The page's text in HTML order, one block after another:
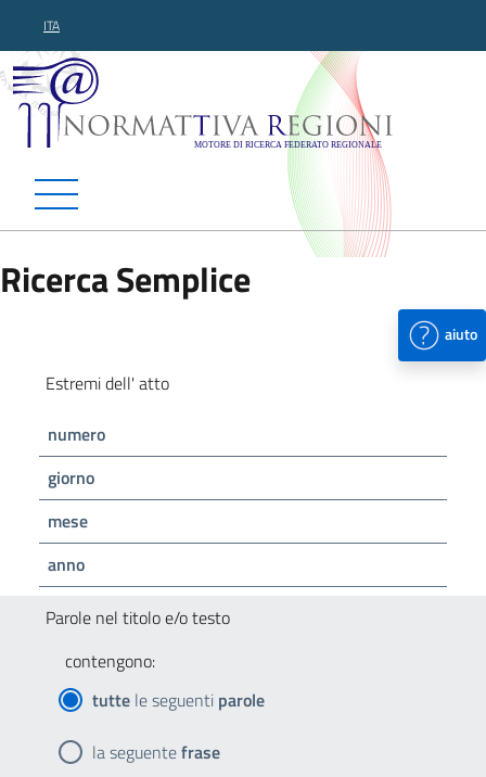
ITA
Normattiva Regioni -
Ricerca Semplice
aiuto
Estremi dell' atto
numero
giorno
mese
anno
Parole nel titolo e/o testo
contengono:
tutte le seguenti parole
la seguentefrase